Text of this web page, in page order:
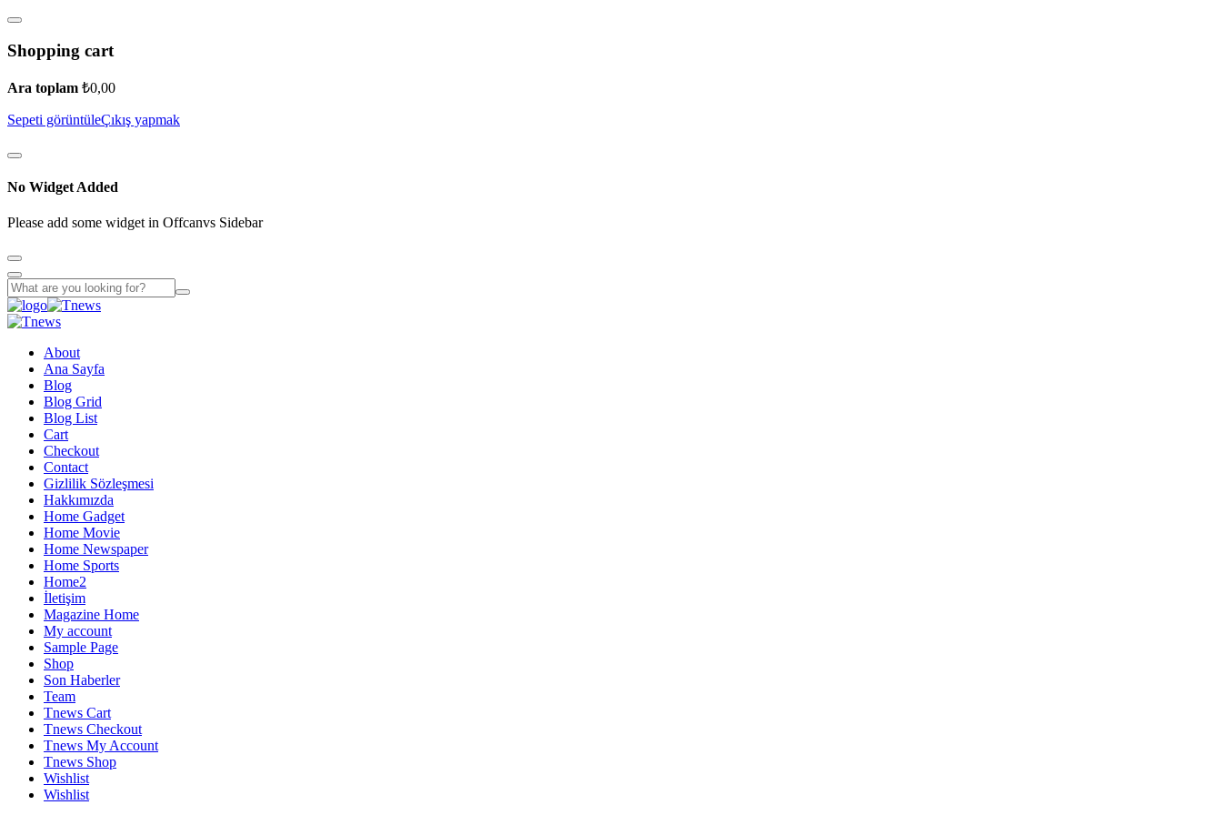
Shopping cart
Ara toplam ₺0,00
Sepeti görüntüleÇıkış yapmak
No Widget Added
Please add some widget in Offcanvs Sidebar
About
Ana Sayfa
Blog
Blog Grid
Blog List
Cart
Checkout
Contact
Gizlilik Sözleşmesi
Hakkımızda
Home Gadget
Home Movie
Home Newspaper
Home Sports
Home2
İletişim
Magazine Home
My account
Sample Page
Shop
Son Haberler
Team
Tnews Cart
Tnews Checkout
Tnews My Account
Tnews Shop
Wishlist
Wishlist